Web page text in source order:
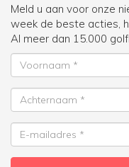
Meld u aan voor onze
week de beste acties,
Al meer dan 15.000
Voornaam
Achternaam
E-
mailadres